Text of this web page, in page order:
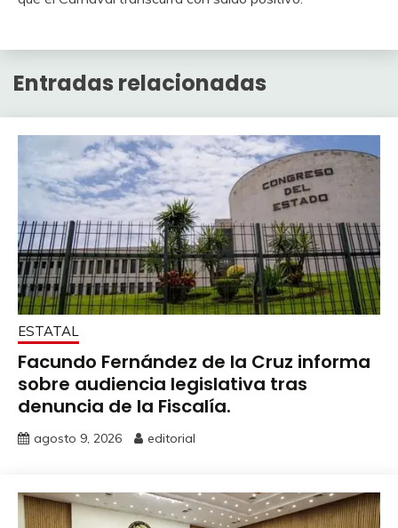
Entradas relacionadas
ESTATAL
Facundo Fernández de la Cruz informa
sobre audiencia legislativa tras
denuncia de la Fiscalía.
agosto 9, 2026 editorial